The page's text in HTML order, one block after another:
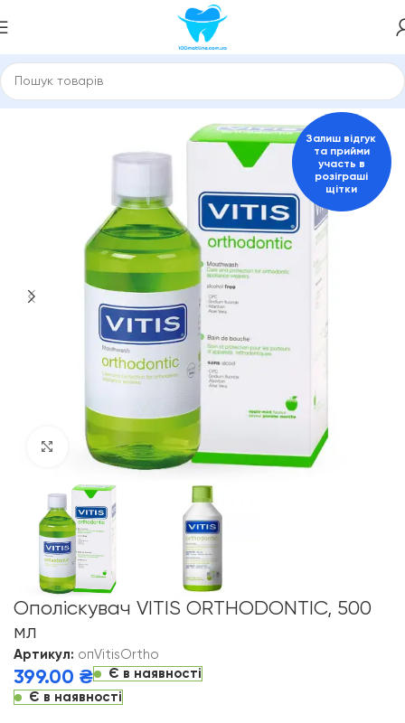
порожнини рота Ополіскувачі для ротової порожнини
Click to enlarge
Залиш відгук
та прийми
участь в
розіграші
щітки
Ополіскувач VITIS ORTHODONTIC, 500
мл
Артикул: опVitisOrtho
399.00 ₴
Є в наявності
Є в наявності